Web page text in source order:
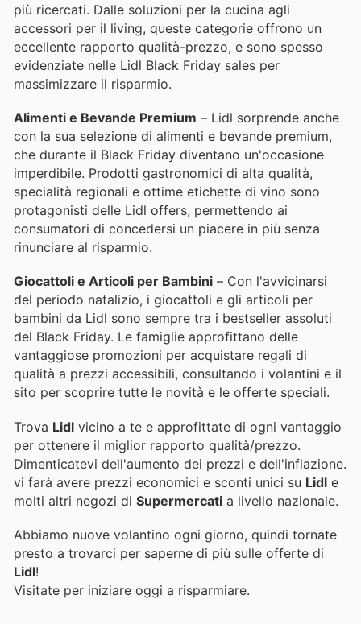
più ricercati. Dalle soluzioni per la cucina agli
accessori per il living, queste categorie offrono un
eccellente rapporto qualità-prezzo, e sono spesso
evidenziate nelle Lidl Black Friday sales per
massimizzare il risparmio.
Alimenti e Bevande Premium – Lidl sorprende anche
con la sua selezione di alimenti e bevande premium,
che durante il Black Friday diventano un'occasione
imperdibile. Prodotti gastronomici di alta qualità,
specialità regionali e ottime etichette di vino sono
protagonisti delle Lidl offers, permettendo ai
consumatori di concedersi un piacere in più senza
rinunciare al risparmio.
Giocattoli e Articoli per Bambini – Con l'avvicinarsi
del periodo natalizio, i giocattoli e gli articoli per
bambini da Lidl sono sempre tra i bestseller assoluti
del Black Friday. Le famiglie approfittano delle
vantaggiose promozioni per acquistare regali di
qualità a prezzi accessibili, consultando i volantini e il
sito per scoprire tutte le novità e le offerte speciali.
Trova Lidl vicino a te e approfittate di ogni vantaggio
per ottenere il miglior rapporto qualità/prezzo.
Dimenticatevi dell'aumento dei prezzi e dell'inflazione.
vi farà avere prezzi economici e sconti unici su Lidl e
molti altri negozi di Supermercati a livello nazionale.
Abbiamo nuove volantino ogni giorno, quindi tornate
presto a trovarci per saperne di più sulle offerte di
Lidl!
Visitate per iniziare oggi a risparmiare.